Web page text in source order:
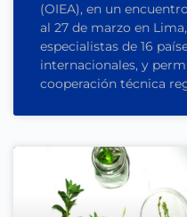
(OIEA), en un
al 27 de marzo en
especialistas de 16
internacionales, y
cooperación técnica